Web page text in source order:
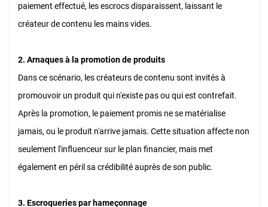
paiement effectué, les escrocs disparaissent, laissant le
créateur de contenu les mains vides.
2. Arnaques à la promotion de produits
Dans ce scénario, les créateurs de contenu sont invités à
promouvoir un produit qui n'existe pas ou qui est contrefait.
Après la promotion, le paiement promis ne se matérialise
jamais, ou le produit n'arrive jamais. Cette situation affecte non
seulement l'influenceur sur le plan financier, mais met
également en péril sa crédibilité auprès de son public.
3. Escroqueries par hameçonnage